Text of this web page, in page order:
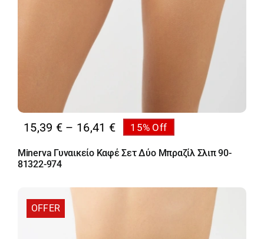
15,39 € – 16,41 €Price
15,39 €
15% Off
Minerva Γυναικείο Καφέ Σετ Δύο Μπραζίλ Σλιπ 90-
81322-974
OFFER